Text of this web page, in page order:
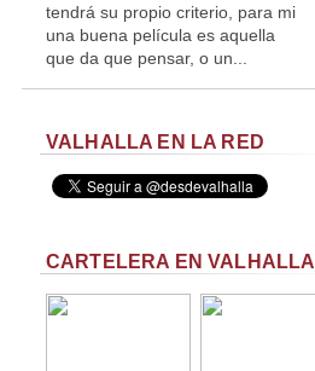
tendrá su propio criterio, para mi
una buena película es aquella
que da que pensar, o un...
VALHALLA EN LA RED
CARTELERA EN VALHALLA